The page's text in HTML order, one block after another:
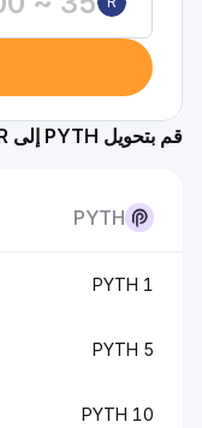
قم بتحويل PYTH إلى ZAR
PYTH
1 PYTH
5 PYTH
10 PYTH